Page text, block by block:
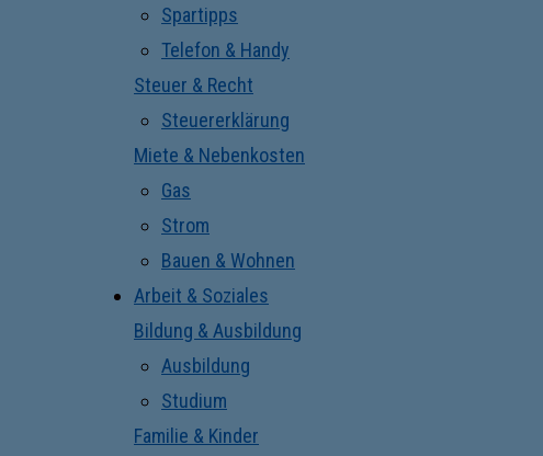
Spartipps
Telefon & Handy
Steuer & Recht
Steuererklärung
Miete & Nebenkosten
Gas
Strom
Bauen & Wohnen
Arbeit & Soziales
Bildung & Ausbildung
Ausbildung
Studium
Familie & Kinder